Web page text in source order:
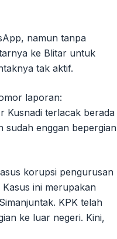
namun tanpa
ke Blitar untuk
tak aktif.
laporan:
Kusnadi terlacak berada
sudah enggan bepergian
korupsi pengurusan
ini merupakan
KPK telah
ke luar negeri. Kini,